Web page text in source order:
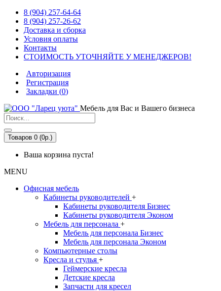
8 (904) 257-64-64
8 (904) 257-26-62
Доставка и сборка
Условия оплаты
Контакты
СТОИМОСТЬ УТОЧНЯЙТЕ У МЕНЕДЖЕРОВ!
Авторизация
Регистрация
Закладки (0)
Мебель для Вас и Вашего бизнеса
Товаров 0 (0р.)
Ваша корзина пуста!
MENU
Офисная мебель
Кабинеты руководителей +
Кабинеты руководителя Бизнес
Кабинеты руководителя Эконом
Мебель для персонала +
Мебель для персонала Бизнес
Мебель для персонала Эконом
Компьютерные столы
Кресла и стулья +
Геймерские кресла
Детские кресла
Запчасти для кресел